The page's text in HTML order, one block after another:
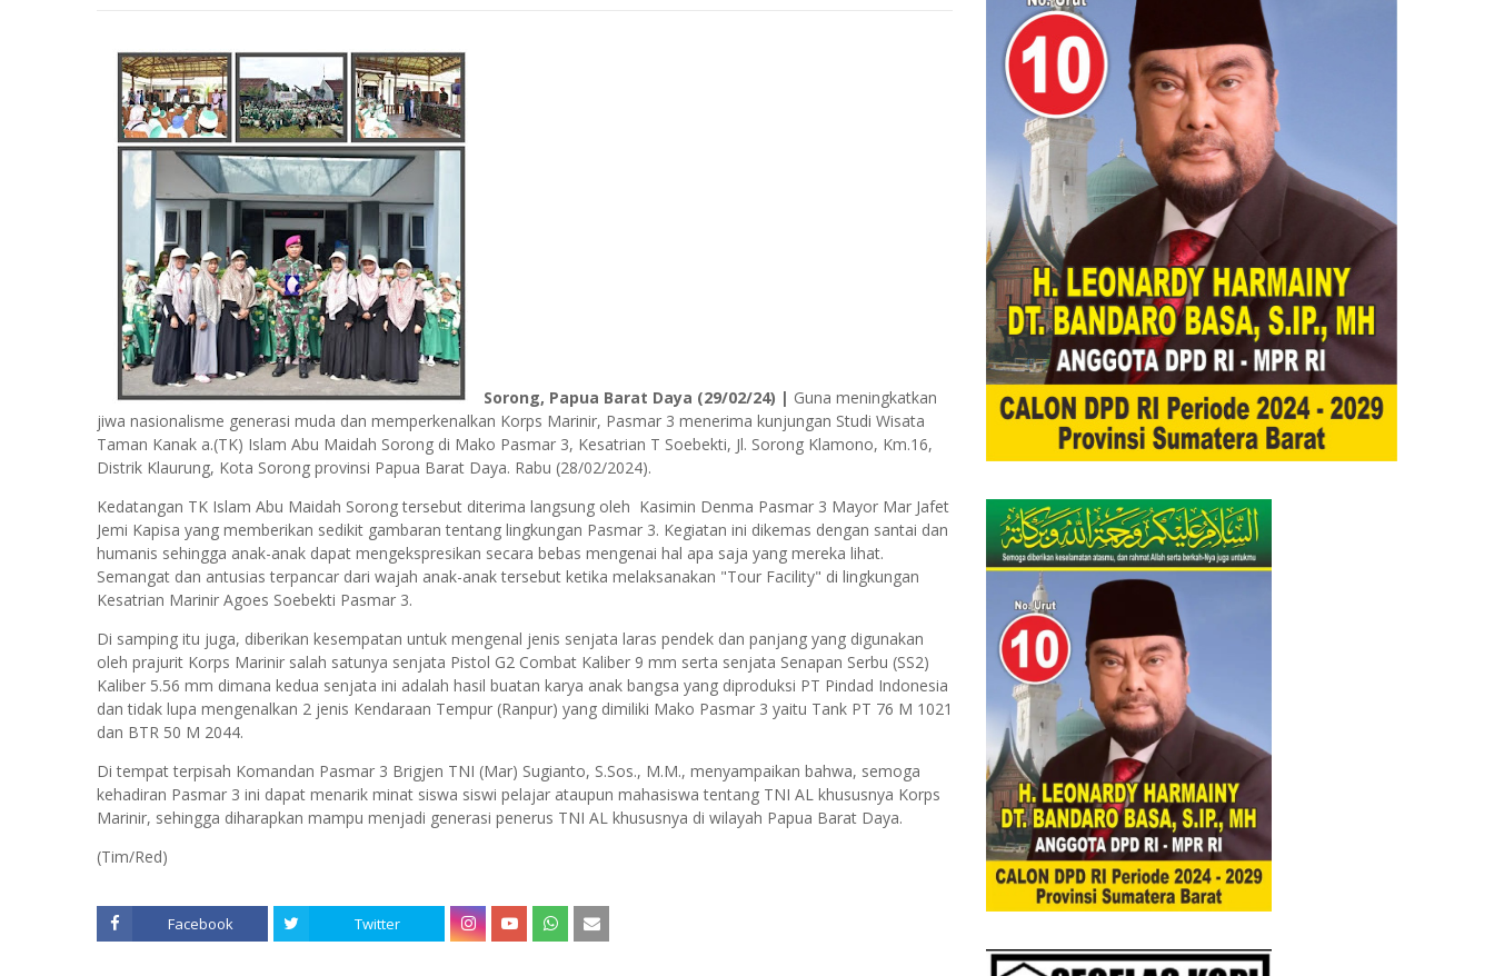
Sorong, Papua Barat Daya (29/02/24) | Guna meningkatkan
jiwa nasionalisme generasi muda dan memperkenalkan Korps Marinir, Pasmar 3 menerima kunjungan Studi Wisata
Taman Kanak a.(TK) Islam Abu Maidah Sorong di Mako Pasmar 3, Kesatrian T Soebekti, Jl. Sorong Klamono, Km.16,
Distrik Klaurung, Kota Sorong provinsi Papua Barat Daya. Rabu (28/02/2024).
Kedatangan TK Islam Abu Maidah Sorong tersebut diterima langsung oleh Kasimin Denma Pasmar 3 Mayor Mar Jafet
Jemi Kapisa yang memberikan sedikit gambaran tentang lingkungan Pasmar 3. Kegiatan ini dikemas dengan santai dan
humanis sehingga anak-anak dapat mengekspresikan secara bebas mengenai hal apa saja yang mereka lihat.
Semangat dan antusias terpancar dari wajah anak-anak tersebut ketika melaksanakan "Tour Facility" di lingkungan
Kesatrian Marinir Agoes Soebekti Pasmar 3.
Di samping itu juga, diberikan kesempatan untuk mengenal jenis senjata laras pendek dan panjang yang digunakan
oleh prajurit Korps Marinir salah satunya senjata Pistol G2 Combat Kaliber 9 mm serta senjata Senapan Serbu (SS2)
Kaliber 5.56 mm dimana kedua senjata ini adalah hasil buatan karya anak bangsa yang diproduksi PT Pindad Indonesia
dan tidak lupa mengenalkan 2 jenis Kendaraan Tempur (Ranpur) yang dimiliki Mako Pasmar 3 yaitu Tank PT 76 M 1021
dan BTR 50 M 2044.
Di tempat terpisah Komandan Pasmar 3 Brigjen TNI (Mar) Sugianto, S.Sos., M.M., menyampaikan bahwa, semoga
kehadiran Pasmar 3 ini dapat menarik minat siswa siswi pelajar ataupun mahasiswa tentang TNI AL khususnya Korps
Marinir, sehingga diharapkan mampu menjadi generasi penerus TNI AL khususnya di wilayah Papua Barat Daya.
(Tim/Red)
Facebook Twitter